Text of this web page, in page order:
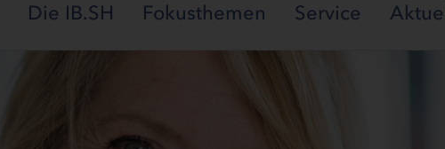
Die IB.SH Fokusthemen Service